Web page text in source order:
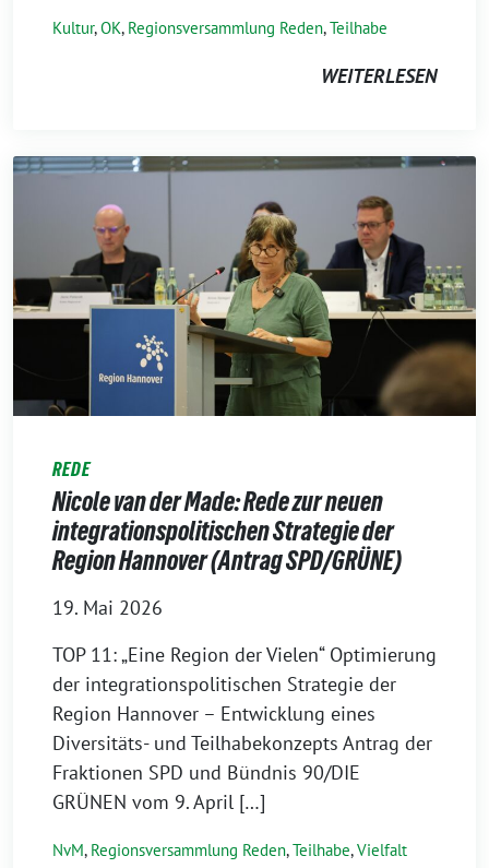
Kultur,OK, Regionsversammlung Reden,Teilhabe
WEITERLESEN
REDE
Nicole van der Made: Rede zur neuen
integrationspolitischen Strategie der
Region Hannover (Antrag SPD/GRÜNE)
19. Mai 2026
TOP 11: „Eine Region der Vielen“ Optimierung
der integrationspolitischen Strategie der
Region Hannover – Entwicklung eines
Diversitäts- und Teilhabekonzepts Antrag der
Fraktionen SPD und Bündnis 90/DIE
GRÜNEN vom 9. April […]
NvM, Regionsversammlung Reden,Teilhabe,Vielfalt